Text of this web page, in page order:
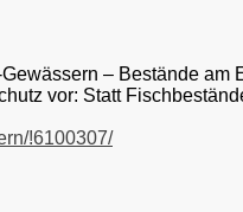
– Bestände am
vor: Statt
!6100307/